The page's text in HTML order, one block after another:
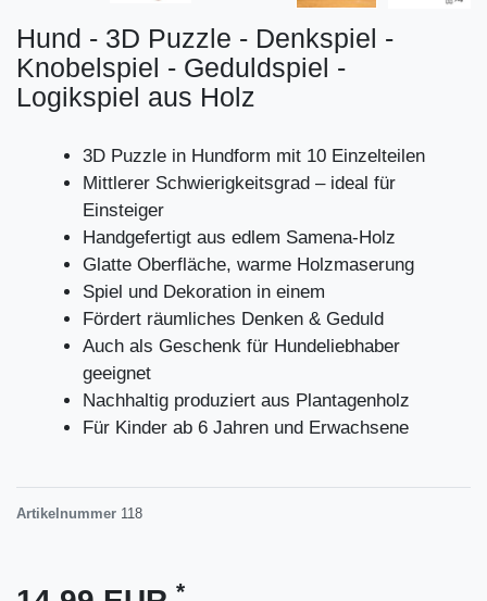
Hund - 3D Puzzle - Denkspiel -
Knobelspiel - Geduldspiel -
Logikspiel aus Holz
3D Puzzle in Hundform mit 10 Einzelteilen
Mittlerer Schwierigkeitsgrad – ideal für
Einsteiger
Handgefertigt aus edlem Samena-Holz
Glatte Oberfläche, warme Holzmaserung
Spiel und Dekoration in einem
Fördert räumliches Denken & Geduld
Auch als Geschenk für Hundeliebhaber
geeignet
Nachhaltig produziert aus Plantagenholz
Für Kinder ab 6 Jahren und Erwachsene
Artikelnummer 118
*